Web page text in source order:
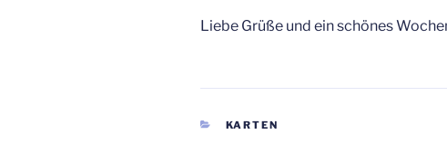
Liebe Grüße und ein schönes
KATEGORIEN
KARTEN